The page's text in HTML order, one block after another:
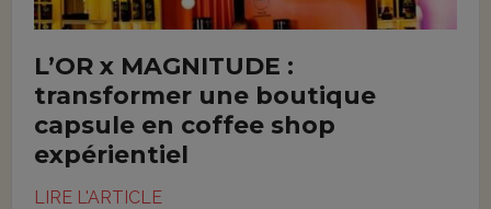
L’OR x MAGNITUDE :
transformer une boutique
capsule en coffee shop
expérientiel
LIRE L'ARTICLE